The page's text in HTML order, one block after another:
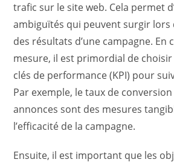
trafic sur le site web. Cela permet
ambiguïtés qui peuvent surgir lors
des résultats d’une campagne. En
mesure, il est primordial de
clés de performance (KPI) pour
Par exemple, le taux de
annonces sont des mesures
l’efficacité de la campagne.
Ensuite, il est important que les